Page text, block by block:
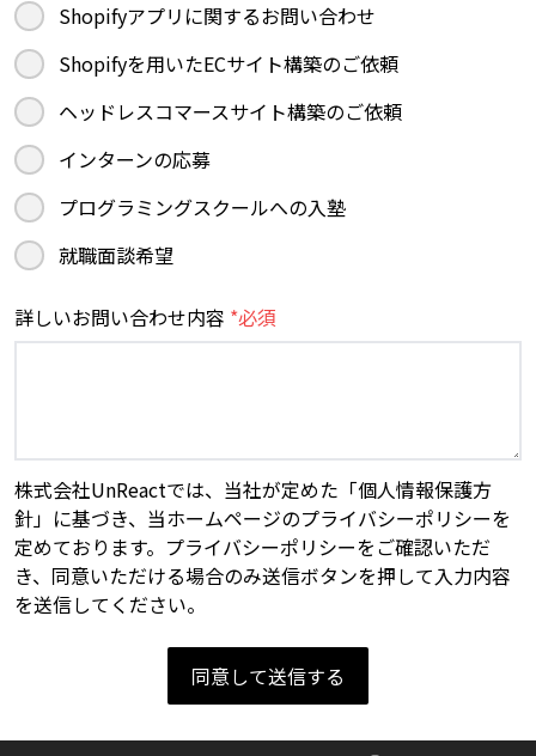
Shopifyアプリに関するお問い合わせ
Shopifyを用いたECサイト構築のご依頼
ヘッドレスコマースサイト構築のご依頼
インターンの応募
プログラミングスクールへの入塾
就職面談希望
詳しいお問い合わせ内容 *必須
株式会社UnReactでは、当社が定めた「個人情報保護方
針」に基づき、当ホームページのプライバシーポリシーを
定めております。プライバシーポリシーをご確認いただ
き、同意いただける場合のみ送信ボタンを押して入力内容
を送信してください。